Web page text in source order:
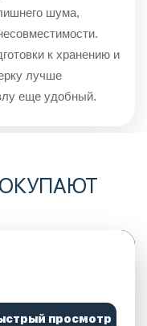
шума,
к хранению и
лучше
еще удобный.
просмотр